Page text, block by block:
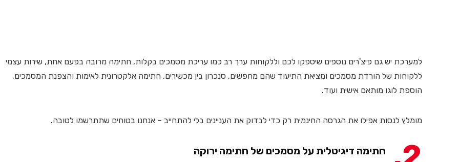
למערכת יש גם פיצ'רים נוספים שיספקו לכם וללקוחות ערך רב כמו עריכת מסמכים בקלות, חתימה מרובה בפעם אחת, שירות עצמי
ללקוחות של הורדת מסמכים ומציאת התיעוד שהם מחפשים, סנכרון בין מכשירים, חתימה אלקטרונית לאימות והצפנת המסמכים,
הוספת לוגו מותאם אישית ועוד.
מומלץ לנסות אפילו את הגרסה החינמית רק כדי לבדוק את העניינים בלי להתחייב – אנחנו בטוחים שתתרשמו לטובה.
חתימה דיגיטלית על מסמכים של חתימה ירוקה